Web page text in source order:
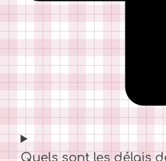
Quels sont les délais